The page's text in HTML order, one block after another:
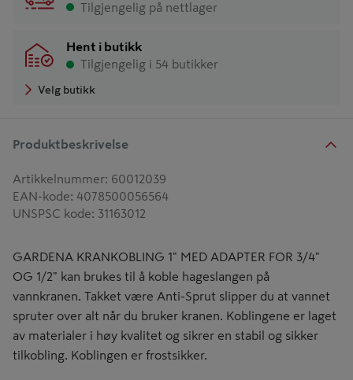
Tilgjengelig på nettlager
Hent i butikk
Tilgjengelig i 54 butikker
Velg butikk
Produktbeskrivelse
Artikkelnummer: 60012039
EAN-kode: 4078500056564
UNSPSC kode: 31163012
GARDENA KRANKOBLING 1" MED ADAPTER FOR 3/4"
OG 1/2" kan brukes til å koble hageslangen på
vannkranen. Takket være Anti-Sprut slipper du at vannet
spruter over alt når du bruker kranen. Koblingene er laget
av materialer i høy kvalitet og sikrer en stabil og sikker
tilkobling. Koblingen er frostsikker.